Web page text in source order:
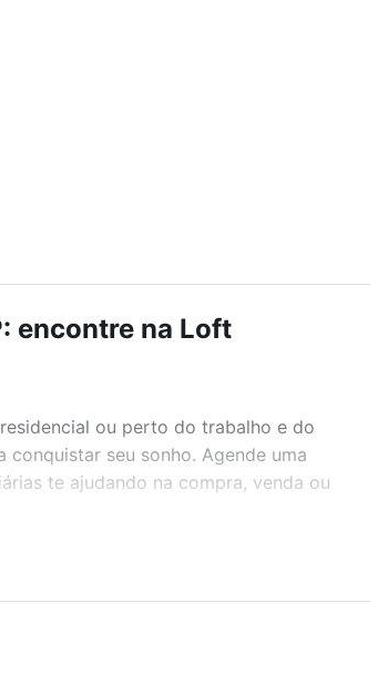
encontre na Loft
ou perto do trabalho e do
seu sonho. Agende uma
te ajudando na compra, venda ou
quantidade de quartos, suítes, com
festas ou área verde e encontrar